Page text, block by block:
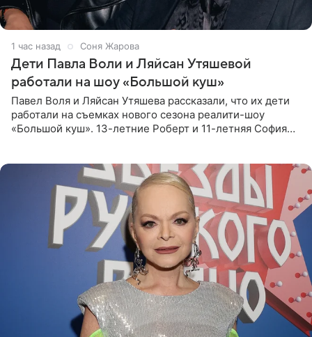
1 час назад Соня Жарова
Дети Павла Воли и Ляйсан Утяшевой
работали на шоу «Большой куш»
Павел Воля и Ляйсан Утяшева рассказали, что их дети
работали на съемках нового сезона реалити-шоу
«Большой куш». 13-летние Роберт и 11-летняя София